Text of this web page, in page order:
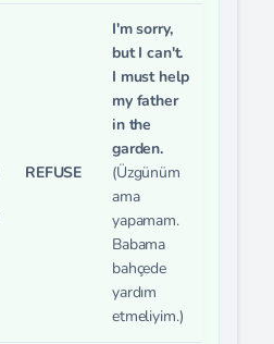
REFUSE
I'm sorry,
but I can't.
I must help
my father
in the
garden.
(Üzgünüm
ama
yapamam.
Babama
bahçede
yardım
etmeliyim.)